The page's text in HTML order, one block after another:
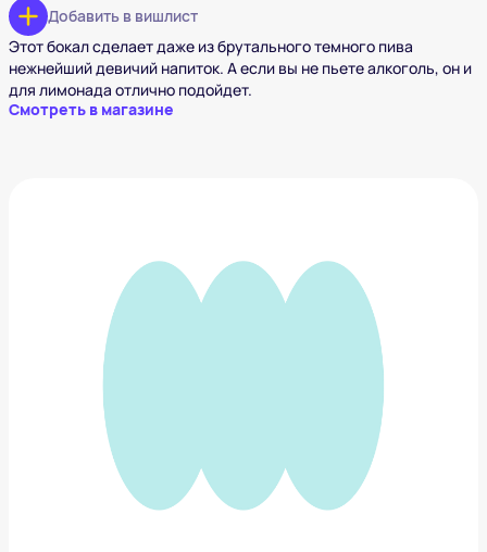
Добавить в вишлист
Этот бокал сделает даже из брутального темного пива
нежнейший девичий напиток. А если вы не пьете алкоголь, он и
для лимонада отлично подойдет.
Смотреть в магазине